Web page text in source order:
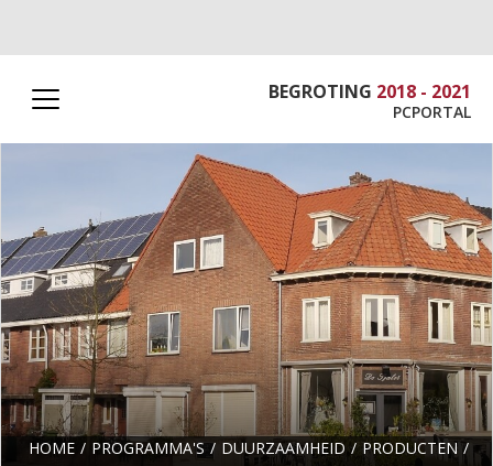
BEGROTING 2018 - 2021
PCPORTAL
HOME PROGRAMMA'S DUURZAAMHEID
PRODUCTEN